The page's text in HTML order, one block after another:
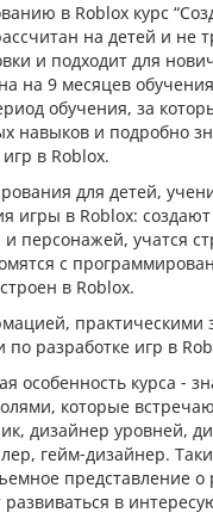
в Roblox курс
на детей и не
и подходит для
на 9 месяцев
обучения, за
навыков и подробно
в Roblox.
для детей,
игры в Roblox:
персонажей, учатся
с
в Roblox.
практическими
разработке игр в
особенность курса -
которые
дизайнер уровней,
гейм-дизайнер.
представление о
в